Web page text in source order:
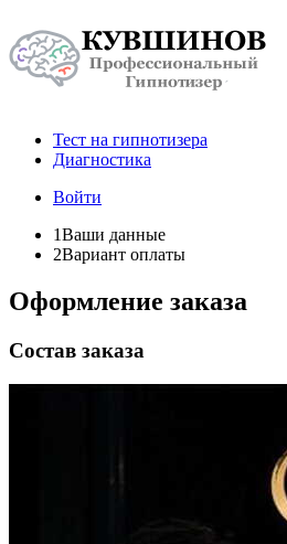
Тест на гипнотизера
Диагностика
Войти
1Ваши данные
2Вариант оплаты
Оформление заказа
Состав заказа